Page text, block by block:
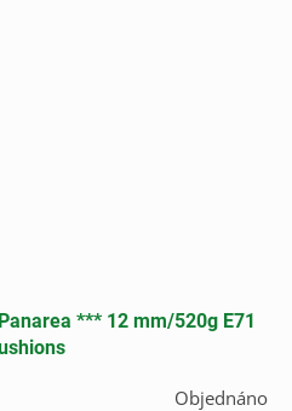
*** 12 mm/520g E71
Objednáno